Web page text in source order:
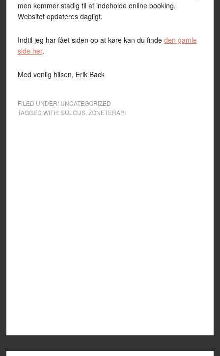
men kommer stadig til at indeholde online booking.
Websitet opdateres dagligt.
Indtil jeg har fået siden op at køre kan du finde den gamle
side her.
Med venlig hilsen, Erik Back
FILED UNDER: UNCATEGORIZED
TAGGED WITH:SULCUS, ZONETERAPI